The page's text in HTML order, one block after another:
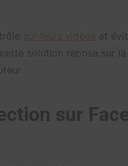
et
solution repose sur
sur